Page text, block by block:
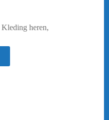
Kleding heren,